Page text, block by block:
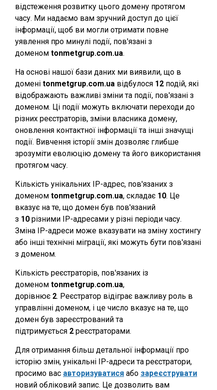
відстеження розвитку цього домену протягом
часу. Ми надаємо вам зручний доступ до цієї
інформації, щоб ви могли отримати повне
уявлення про минулі події, пов'язані з
доменом tonmetgrup.com.ua.
На основі нашої бази даних ми виявили, що в
домені tonmetgrup.com.ua відбулося 12 подій, які
відображають важливі зміни та події, пов'язані з
доменом. Ці події можуть включати переходи до
різних реєстраторів, зміни власника домену,
оновлення контактної інформації та інші значущі
події. Вивчення історії змін дозволяє глибше
зрозуміти еволюцію домену та його використання
протягом часу.
Кількість унікальних IP-адрес, пов'язаних з
доменом tonmetgrup.com.ua, складає 10. Це
вказує на те, що домен був пов'язаний
з 10 різними IP-адресами у різні періоди часу.
Зміна IP-адреси може вказувати на зміну хостингу
або інші технічні міграції, які можуть бути пов'язані
з доменом.
Кількість реєстраторів, пов'язаних із
доменом tonmetgrup.com.ua,
дорівнює 2. Реєстратор відіграє важливу роль в
управлінні доменом, і це число вказує на те, що
домен був зареєстрований та
підтримується 2 реєстраторами.
Для отримання більш детальної інформації про
історію змін, унікальні IP-адреси та реєстратори,
просимо вас авторизуватися або зареєструвати
новий обліковий запис. Це дозволить вам